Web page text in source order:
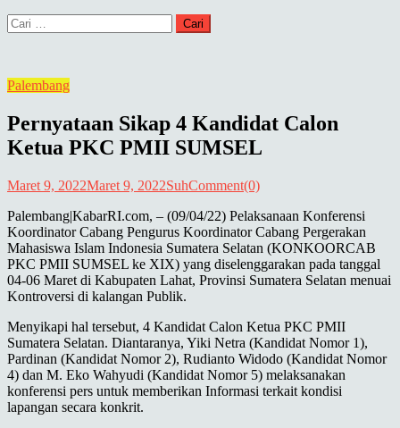
Cari
untuk:
Palembang
Pernyataan Sikap 4 Kandidat Calon
Ketua PKC PMII SUMSEL
Maret 9, 2022Maret 9, 2022SuhComment(0)
Palembang|KabarRI.com, – (09/04/22) Pelaksanaan Konferensi
Koordinator Cabang Pengurus Koordinator Cabang Pergerakan
Mahasiswa Islam Indonesia Sumatera Selatan (KONKOORCAB
PKC PMII SUMSEL ke XIX) yang diselenggarakan pada tanggal
04-06 Maret di Kabupaten Lahat, Provinsi Sumatera Selatan menuai
Kontroversi di kalangan Publik.
Menyikapi hal tersebut, 4 Kandidat Calon Ketua PKC PMII
Sumatera Selatan. Diantaranya, Yiki Netra (Kandidat Nomor 1),
Pardinan (Kandidat Nomor 2), Rudianto Widodo (Kandidat Nomor
4) dan M. Eko Wahyudi (Kandidat Nomor 5) melaksanakan
konferensi pers untuk memberikan Informasi terkait kondisi
lapangan secara konkrit.